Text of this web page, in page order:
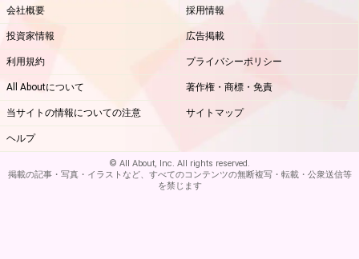
会社概要 採用情報
投資家情報 広告掲載
利用規約 プライバシーポリシー
All Aboutについて 著作権・商標・免責
当サイトの情報についての注意 サイトマップ
ヘルプ
© All About, Inc. All rights reserved.
掲載の記事・写真・イラストなど、すべてのコンテンツの無断複写・転載・公衆送信等
を禁じます